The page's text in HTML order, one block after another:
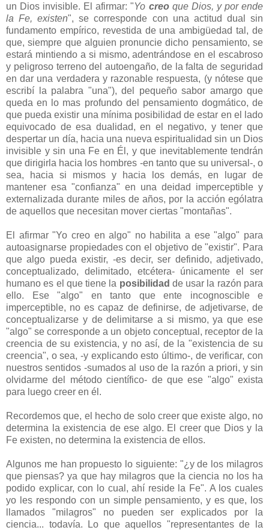
un Dios invisible. El afirmar: "Yo creoque Dios, y por ende
la Fe, existen", se corresponde con una actitud dual sin
fundamento empírico, revestida de una ambigüedad tal, de
que, siempre que alguien pronuncie dicho pensamiento, se
estará mintiendo a si mismo, adentrándose en el escabroso
y peligroso terreno del autoengaño, de la falta de seguridad
en dar una verdadera y razonable respuesta, (y nótese que
escribí la palabra "una"), del pequeño sabor amargo que
queda en lo mas profundo del pensamiento dogmático, de
que pueda existir una mínima posibilidad de estar en el lado
equivocado de esa dualidad, en el negativo, y tener que
despertar un día, hacia una nueva espiritualidad sin un Dios
invisible y sin una Fe en Él, y que inevitablemente tendrán
que dirigirla hacia los hombres -en tanto que su universal-, o
sea, hacia si mismos y hacia los demás, en lugar de
mantener esa "confianza" en una deidad imperceptible y
externalizada durante miles de años, por la acción ególatra
de aquellos que necesitan mover ciertas "montañas".
El afirmar "Yo creo en algo" no habilita a ese "algo" para
autoasignarse propiedades con el objetivo de "existir". Para
que algo pueda existir, -es decir, ser definido, adjetivado,
conceptualizado, delimitado, etcétera- únicamente el ser
humano es el que tiene la posibilidad de usar la razón para
ello. Ese "algo" en tanto que ente incognoscible e
imperceptible, no es capaz de definirse, de adjetivarse, de
conceptualizarse y de delimitarse a si mismo, ya que ese
"algo" se corresponde a un objeto conceptual, receptor de la
creencia de su existencia, y no así, de la "existencia de su
creencia", o sea, -y explicando esto último-, de verificar, con
nuestros sentidos -sumados al uso de la razón a priori, y sin
olvidarme del método científico- de que ese "algo" exista
para luego creer en él.
Recordemos que, el hecho de solo creer que existe algo, no
determina la existencia de ese algo. El creer que Dios y la
Fe existen, no determina la existencia de ellos.
Algunos me han propuesto lo siguiente: "¿y de los milagros
que piensas? ya que hay milagros que la ciencia no los ha
podido explicar, con lo cual, ahí reside la Fe". A los cuales
yo les respondo con un simple pensamiento, y es que, los
llamados "milagros" no pueden ser explicados por la
ciencia... todavía. Lo que aquellos "representantes de la